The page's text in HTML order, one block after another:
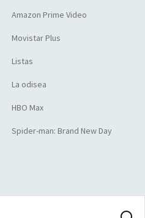
Amazon Prime Video
Movistar Plus
Listas
La odisea
HBO Max
Spider-man: Brand New Day